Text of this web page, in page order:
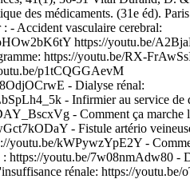
des médicaments. (31e éd).
- Accident vasculaire cerebral:
https://youtu.be/
https://youtu.be/RX-
p1tCQGGAevM
- Dialyse rénal:
- Infirmier au service de
- Comment ça marche
- Fistule artério
youtu.be/kWPywzYpE2Y -
: https://youtu.be/7w08nmAdw80 -
rénale: https://youtu.be/